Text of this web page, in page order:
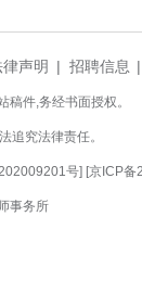
其在湖北
动为契机
光谷标杆